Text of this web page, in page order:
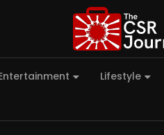
Lifestyle